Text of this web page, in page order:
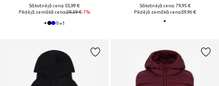
Sākotnējā cena: 55,99 €
Pēdējā zemākā cena:29,39 €-7%
+1
Sākotnējā cena: 79,95 €
Pēdējā zemākā cena:59,96 €